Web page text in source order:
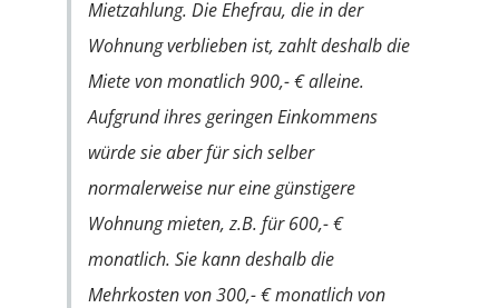
Mietzahlung. Die Ehefrau, die in der
Wohnung verblieben ist, zahlt deshalb die
Miete von monatlich 900,- € alleine.
Aufgrund ihres geringen Einkommens
würde sie aber für sich selber
normalerweise nur eine günstigere
Wohnung mieten, z.B. für 600,- €
monatlich. Sie kann deshalb die
Mehrkosten von 300,- € monatlich von